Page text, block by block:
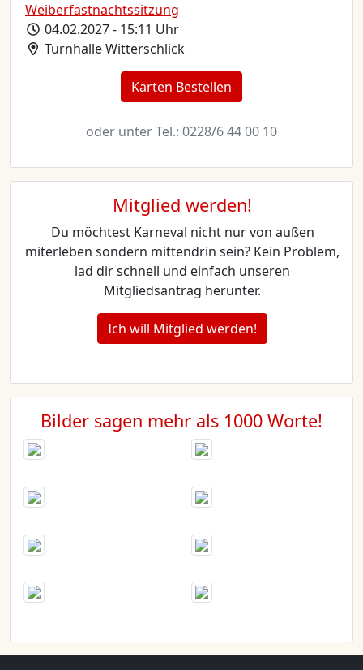
Weiberfastnachtssitzung
04.02.2027 - 15:11 Uhr
Turnhalle Witterschlick
Karten Bestellen
oder unter Tel.: 0228/6 44 00 10
Mitglied werden!
Du möchtest Karneval nicht nur von außen
miterleben sondern mittendrin sein? Kein Problem,
lad dir schnell und einfach unseren
Mitgliedsantrag herunter.
Ich will Mitglied werden!
Bilder sagen mehr als 1000 Worte!